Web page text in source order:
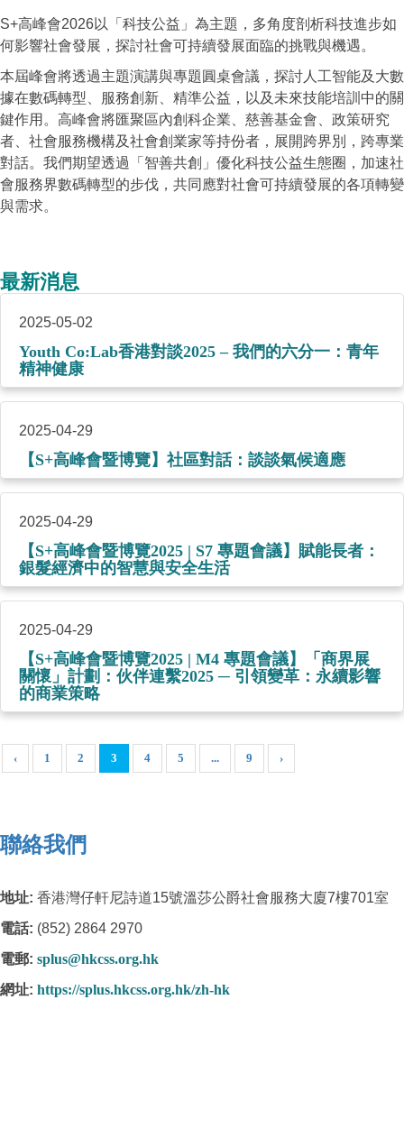
S+高峰會2026以「科技公益」為主題，多角度剖析科技進步如
何影響社會發展，探討社會可持續發展面臨的挑戰與機遇。
本屆峰會將透過主題演講與專題圓桌會議，探討人工智能及大數
據在數碼轉型、服務創新、精準公益，以及未來技能培訓中的關
鍵作用。高峰會將匯聚區內創科企業、慈善基金會、政策研究
者、社會服務機構及社會創業家等持份者，展開跨界別，跨專業
對話。我們期望透過「智善共創」優化科技公益生態圈，加速社
會服務界數碼轉型的步伐，共同應對社會可持續發展的各項轉變
與需求。
最新消息
2025-05-02
Youth Co:Lab香港對談2025 – 我們的六分一：青年
精神健康
2025-04-29
【S+高峰會暨博覽】社區對話：談談氣候適應
2025-04-29
【S+高峰會暨博覽2025 | S7 專題會議】賦能長者：
銀髮經濟中的智慧與安全生活
2025-04-29
【S+高峰會暨博覽2025 | M4 專題會議】「商界展
關懷」計劃：伙伴連繫2025 ─ 引領變革：永續影響
的商業策略
‹ 1 2 3 4 5 ... 9 ›
聯絡我們
地址: 香港灣仔軒尼詩道15號溫莎公爵社會服務大廈7樓701室
電話: (852) 2864 2970
電郵: splus@hkcss.org.hk
網址: https://splus.hkcss.org.hk/zh-hk